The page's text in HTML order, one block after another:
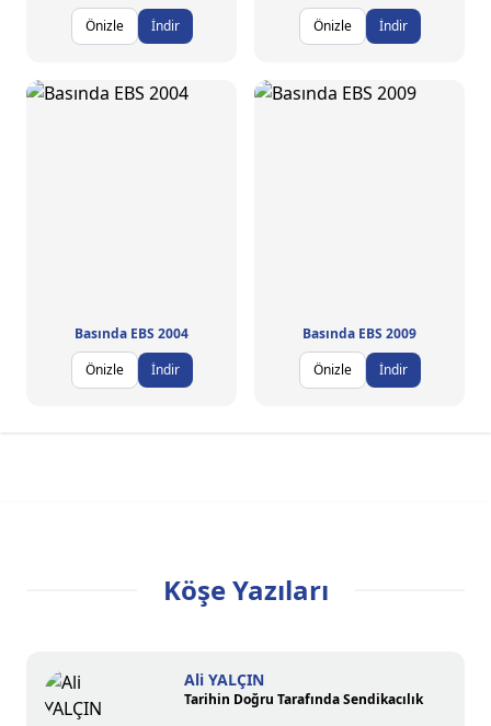
Önizle
İndir
Önizle
İndir
Basında EBS 2004
Önizle
İndir
Basında EBS 2009
Önizle
İndir
Köşe Yazıları
Ali YALÇIN
Tarihin Doğru Tarafında Sendikacılık